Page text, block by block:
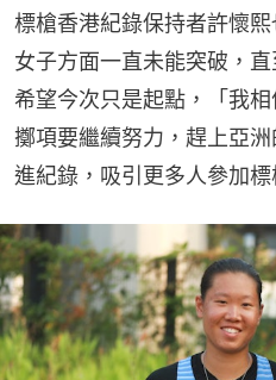
標槍香港紀錄保持者許懷
女子方面一直未能突破，
希望今次只是起點，「我
擲項要繼續努力，趕上亞
進紀錄，吸引更多人參加標